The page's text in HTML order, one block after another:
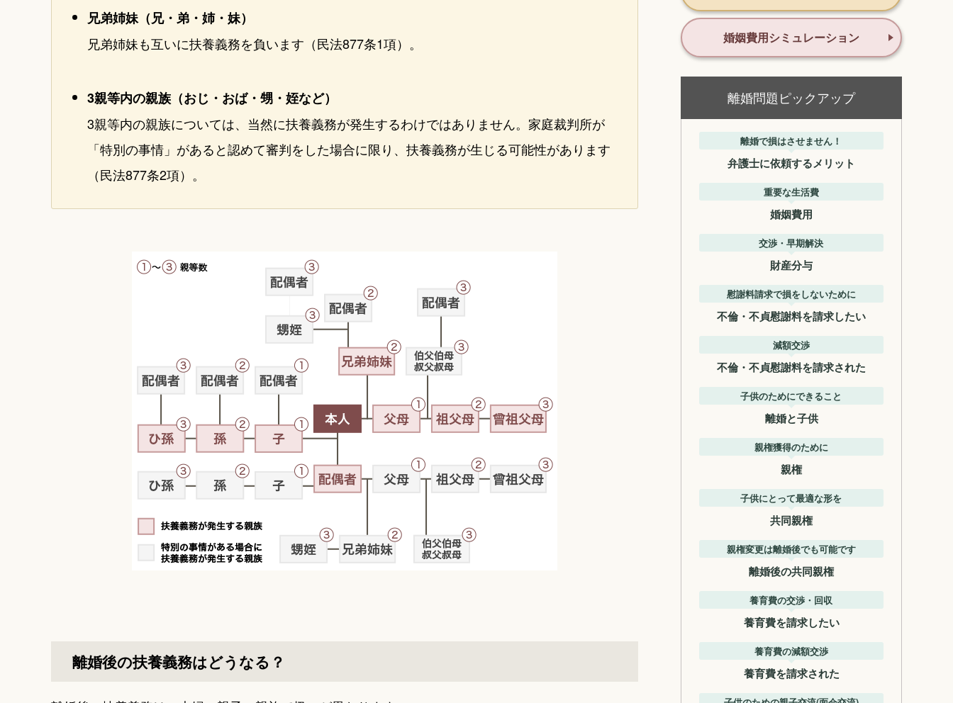
兄弟姉妹（兄・弟・姉・妹）
兄弟姉妹も互いに扶養義務を負います（民法877条1項）。
3親等内の親族（おじ・おば・甥・姪など）
3親等内の親族については、当然に扶養義務が発生するわけではありません。家庭裁判所が
「特別の事情」があると認めて審判をした場合に限り、扶養義務が生じる可能性があります
（民法877条2項）。
離婚後の扶養義務はどうなる？
婚姻費用シミュレーション
離婚問題ピックアップ
離婚で損はさせません！
弁護士に依頼するメリット
重要な生活費
婚姻費用
交渉・早期解決
財産分与
慰謝料請求で損をしないために
不倫・不貞慰謝料を請求したい
減額交渉
不倫・不貞慰謝料を請求された
子供のためにできること
離婚と子供
親権獲得のために
親権
子供にとって最適な形を
共同親権
親権変更は離婚後でも可能です
離婚後の共同親権
養育費の交渉・回収
養育費を請求したい
養育費の減額交渉
養育費を請求された